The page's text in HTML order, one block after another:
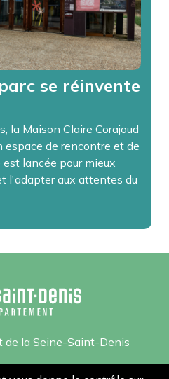
se réinvente
la Maison Claire Corajoud
de rencontre et de
lancée pour mieux
l'adapter aux attentes du
la Seine-Saint-Denis